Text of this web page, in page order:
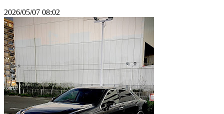
2026/05/07 08:02